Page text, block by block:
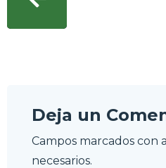
Deja un
Campos marcados con
necesarios.